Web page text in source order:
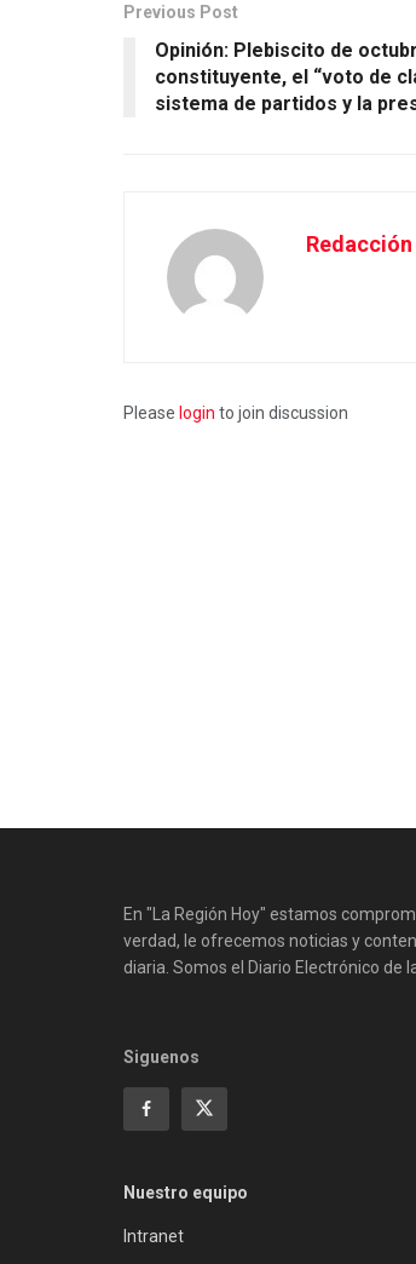
Previous Post
Opinión: Plebiscito de
constituyente, el “voto de
sistema de partidos y la
Redacción
Please login to join discussion
En "La Región Hoy" estamos
verdad, le ofrecemos noticias y
diaria. Somos el Diario Electrónico de
Siguenos
Nuestro equipo
Intranet